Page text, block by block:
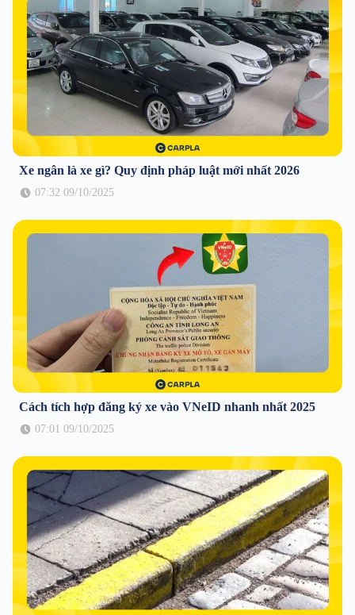
Xe ngân là xe gì? Quy định pháp luật mới nhất 2026
07:32 09/10/2025
Cách tích hợp đăng ký xe vào VNeID nhanh nhất 2025
07:01 09/10/2025